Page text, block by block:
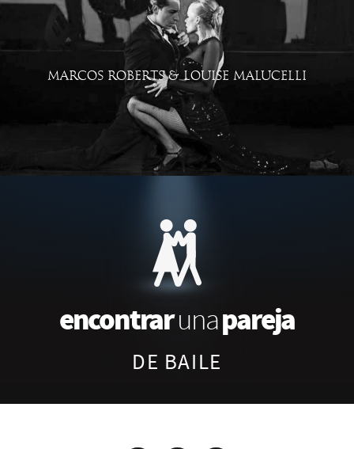
MARCOS ROBERTS & LOUISE MALUCELLI
encontrarunapareja
DE BAILE